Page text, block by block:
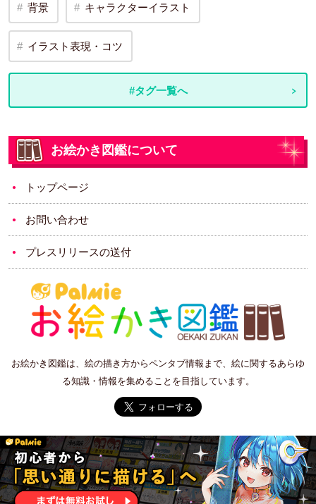
背景 キャラクターイラスト
イラスト表現・コツ
#タグ一覧へ
お絵かき図鑑について
トップページ
お問い合わせ
プレスリリースの送付
お絵かき図鑑は、絵の描き方からペンタブ情報まで、絵に関するあらゆ
る知識・情報を集めることを目指しています。